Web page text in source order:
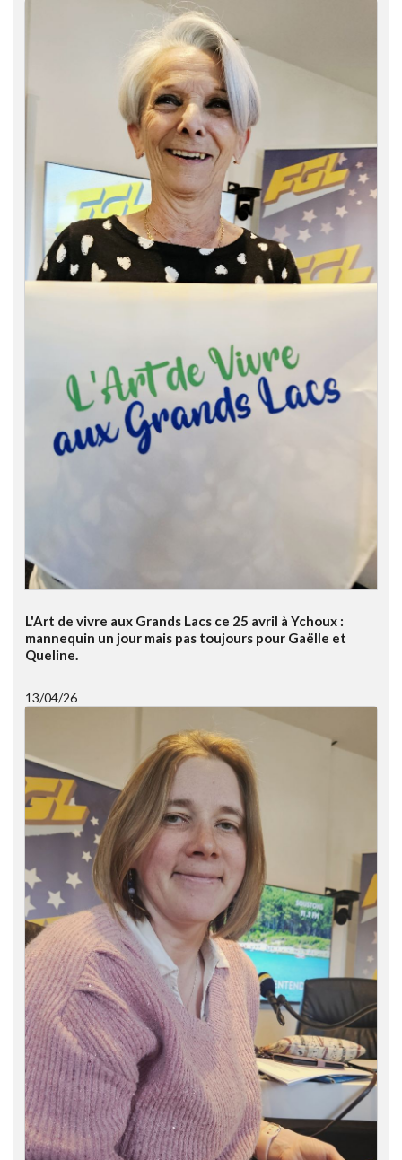
L'Art de vivre aux Grands Lacs ce 25 avril à Ychoux :
mannequin un jour mais pas toujours pour Gaëlle et
Queline.
13/04/26